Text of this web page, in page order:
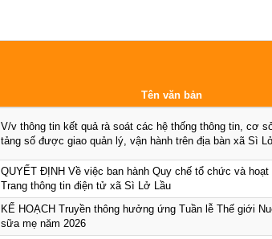
Tên văn bản
V/v thông tin kết quả rà soát các hệ thống thông tin, cơ
tảng số được giao quản lý, vận hành trên địa bàn xã Sì
QUYẾT ĐỊNH Về việc ban hành Quy chế tổ chức và hoạt
Trang thông tin điện tử xã Sì Lở Lầu
KẾ HOẠCH Truyền thông hưởng ứng Tuần lễ Thế giới
sữa mẹ năm 2026